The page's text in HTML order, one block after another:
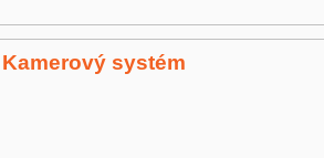
Kamerový systém